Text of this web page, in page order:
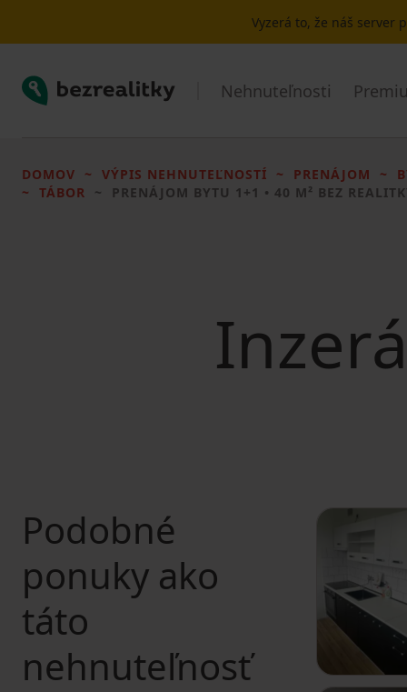
Vyzerá to, že náš server
Bezrealitky Nehnuteľnosti
DOMOV VÝPIS NEHNUTEĽNOSTÍ PRENÁJOM
TÁBOR
PRENÁJOM BYTU 1+1 • 40 M² BEZ
Podobné
ponuky ako
táto
nehnuteľnosť